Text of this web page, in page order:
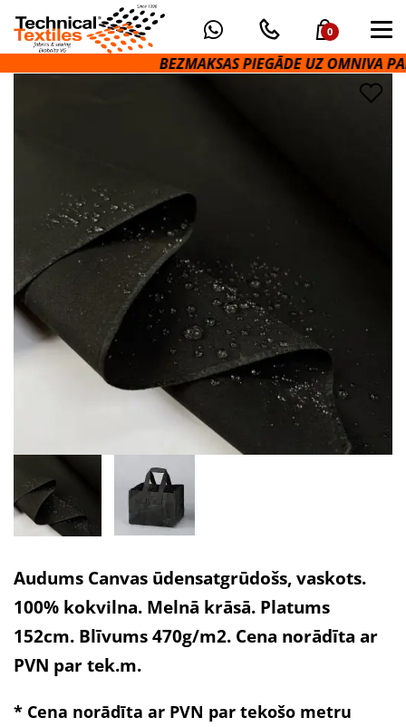
0
BEZMAKSAS PIEGĀDE UZ OMNIVA
Audums Canvas ūdensatgrūdošs, vaskots.
100% kokvilna. Melnā krāsā. Platums
152cm. Blīvums 470g/m2. Cena norādīta ar
PVN par tek.m.
* Cena norādīta ar PVN par tekošo metru